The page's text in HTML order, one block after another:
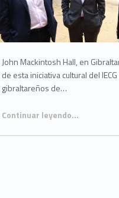
John Mackintosh Hall, en
de esta iniciativa cultural del
gibraltareños de…
Continuar leyendo…